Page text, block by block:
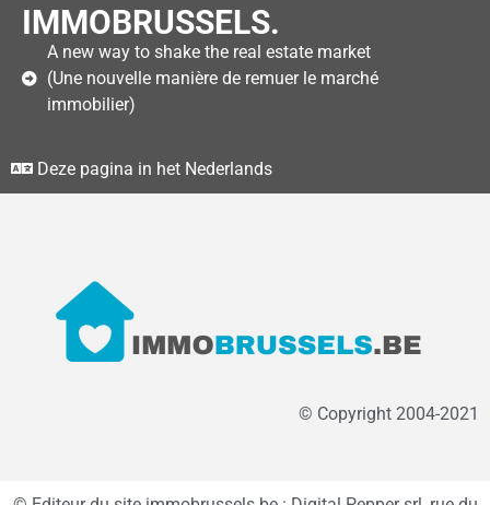
IMMOBRUSSELS.
A new way to shake the real estate market
(Une nouvelle manière de remuer le marché
immobilier)
Deze pagina in het Nederlands
© Copyright 2004-2021